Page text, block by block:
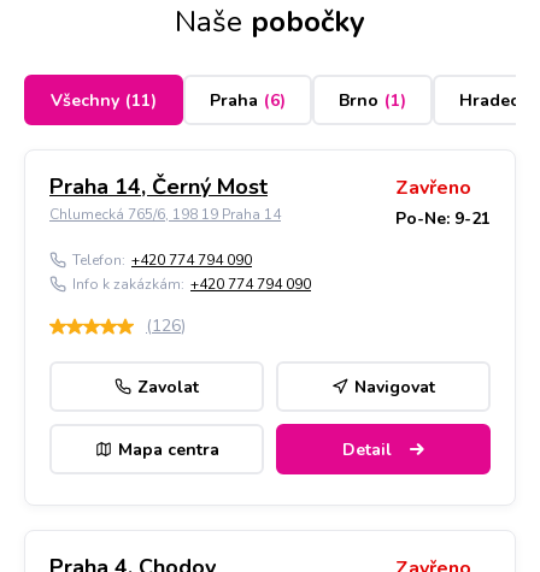
Naše pobočky
Všechny (11) Praha (6) Brno (1) Hradec
Praha 14, Černý Most
Chlumecká 765/6, 198 19 Praha 14
Zavřeno
Po-Ne: 9-21
Telefon: +420 774 794 090
Info k zakázkám: +420 774 794 090
(126)
Zavolat Navigovat
Mapa centra Detail